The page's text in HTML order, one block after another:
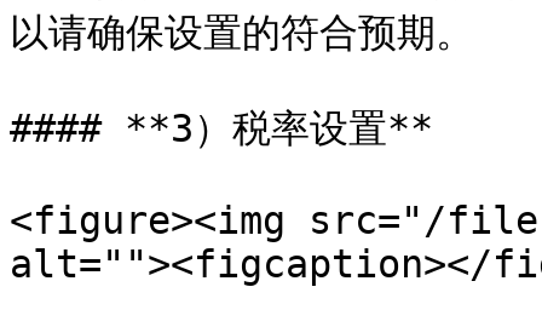
以请确保设置的符合预期。
#### **3）税率设置**
<figure><img src="/files/
alt=""><figcaption></